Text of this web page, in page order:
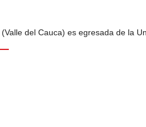
del Cauca) es egresada de la